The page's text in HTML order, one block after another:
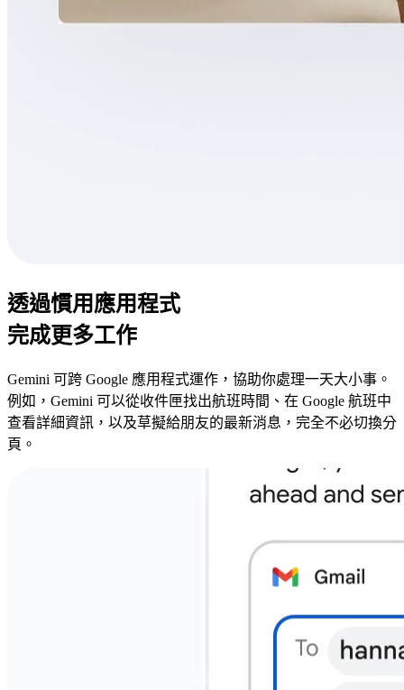
透過慣用應用程式
完成更多工作
Gemini 可跨 Google 應用程式運作，協助你處理一天大小事。
例如，Gemini 可以從收件匣找出航班時間、在 Google 航班中
查看詳細資訊，以及草擬給朋友的最新消息，完全不必切換分
頁。